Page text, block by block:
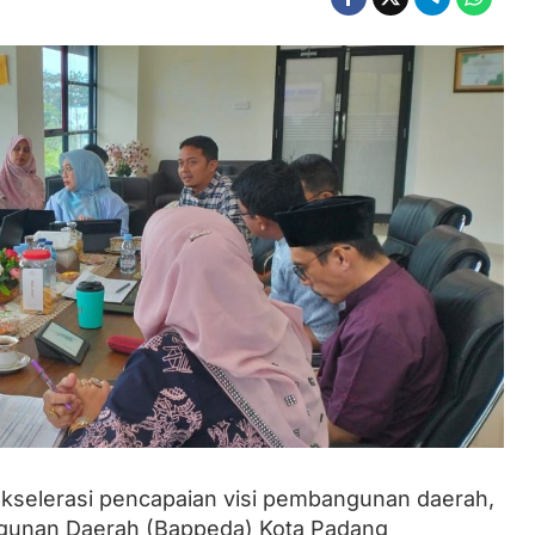
pencapaian visi pembangunan daerah,
Daerah (Bappeda) Kota Padang